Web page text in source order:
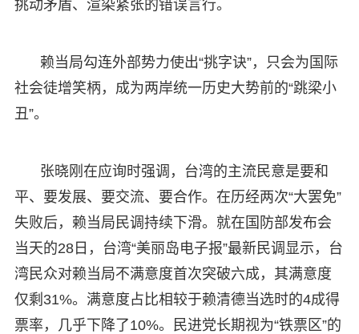
挑动矛盾、渲染紧张的错误言行。
赖当局勾连外部势力使出“挑字诀”，只会为国际
社会徒增笑柄，成为两岸统一历史大势前的“跳梁小
丑”。
张晓刚在应询时强调，台湾的主流民意是要和
平、要发展、要交流、要合作。在历经两次“大罢免”
失败后，赖当局民调持续下滑。就在国防部发布会
当天的28日，台湾“美丽岛电子报”最新民调显示，台
湾民众对赖当局不满意度首次突破六成，其满意度
仅剩31%。满意度占比相较于赖清德当选时的4成得
票率，几乎下降了10%。民进党长期视为“铁票区”的